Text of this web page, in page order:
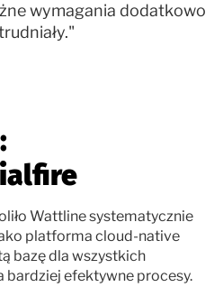
wymagania dodatkowo
Wattline systematycznie
platforma cloud-native
bazę dla wszystkich
bardziej efektywne procesy.